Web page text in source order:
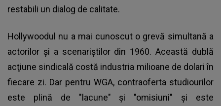
restabili un dialog de calitate.
Hollywoodul nu a mai cunoscut o grevă simultană a
actorilor şi a scenariştilor din 1960. Această dublă
acţiune sindicală costă industria milioane de dolari în
fiecare zi. Dar pentru WGA, contraoferta studiourilor
este plină de "lacune" şi "omisiuni" şi este